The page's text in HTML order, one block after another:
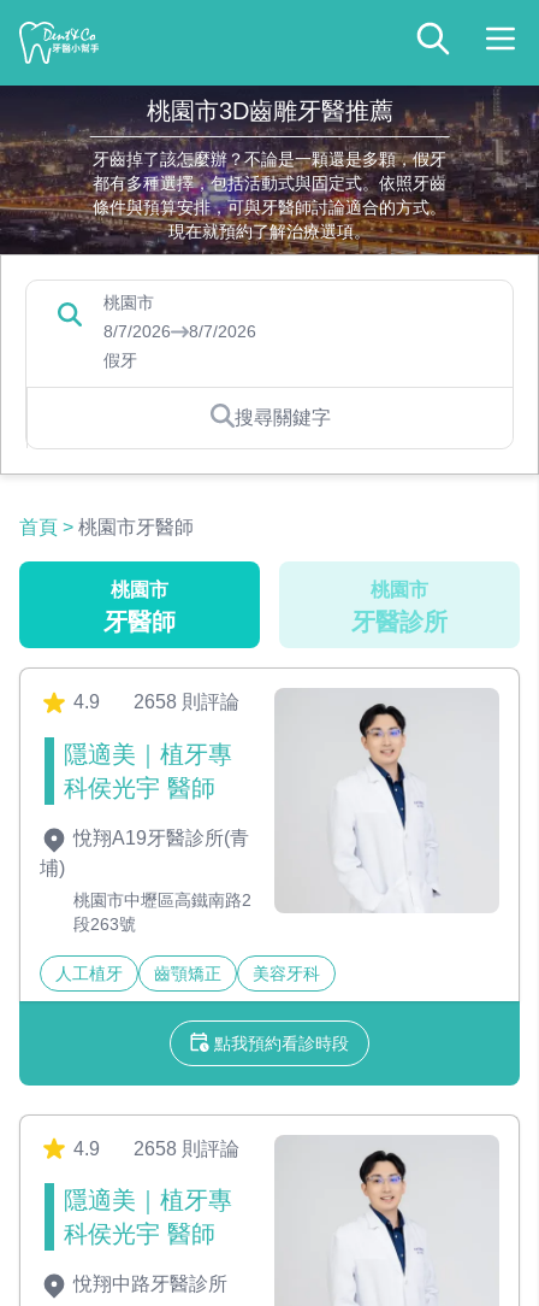
桃園市3D齒雕牙醫推薦
牙齒掉了該怎麼辦？不論是一顆還是多顆，假牙
都有多種選擇，包括活動式與固定式。依照牙齒
條件與預算安排，可與牙醫師討論適合的方式。
現在就預約了解治療選項。
桃園市
8/7/2026
8/7/2026
假牙
搜尋關鍵字
首頁 > 桃園市牙醫師
桃園市
牙醫師
桃園市
牙醫診所
4.9 2658 則評論
隱適美｜植牙專
科侯光宇 醫師
悅翔A19牙醫診所(青
埔)
桃園市中壢區高鐵南路2
段263號
人工植牙 齒顎矯正 美容牙科
點我預約看診時段
4.9 2658 則評論
隱適美｜植牙專
科侯光宇 醫師
悅翔中路牙醫診所